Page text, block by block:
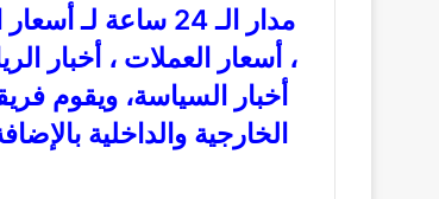
مدار الـ 24 ساعة
، أسعار العملات ، أخبار
أخبار السياسة، ويقوم
الخارجية والداخلية